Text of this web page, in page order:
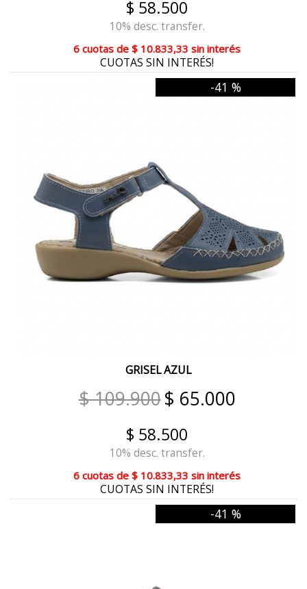
VISON ORO
ANTILOPE
CHOCO VISON
GUINDA
BIKER
CHOCO COMBINADO SUELA
PANNA
LUPI/SUELA/MARRÓN
MUSGO/NEGRO/NEVADO VERDE
AZUL/NEGRO/MARRÓN
RANCHO CUOIO
$ 58.500
10% desc. transfer.
6 cuotas de $ 10.833,33 sin interés
CUOTAS SIN INTERÉS!
-41 %
GRISEL AZUL
$ 109.900$ 65.000
$ 58.500
10% desc. transfer.
6 cuotas de $ 10.833,33 sin interés
CUOTAS SIN INTERÉS!
-41 %